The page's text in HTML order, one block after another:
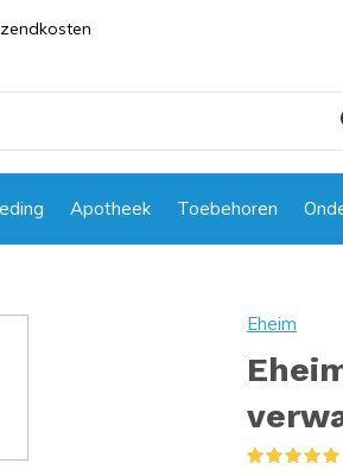
Apotheek Toebehoren
Eheim